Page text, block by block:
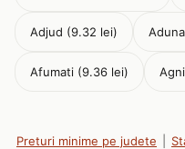
Adjud (9.32 lei)
Afumati (9.36 lei)
Preturi minime pe judete